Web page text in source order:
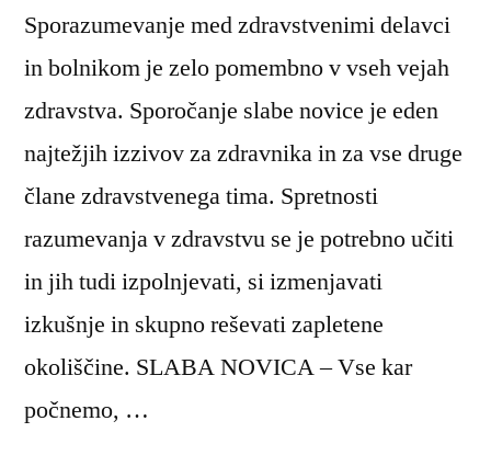
Sporazumevanje med zdravstvenimi delavci
in bolnikom je zelo pomembno v vseh vejah
zdravstva. Sporočanje slabe novice je eden
najtežjih izzivov za zdravnika in za vse druge
člane zdravstvenega tima. Spretnosti
razumevanja v zdravstvu se je potrebno učiti
in jih tudi izpolnjevati, si izmenjavati
izkušnje in skupno reševati zapletene
okoliščine. SLABA NOVICA – Vse kar
počnemo, …